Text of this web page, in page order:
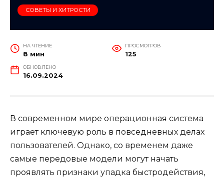
СОВЕТЫ И ХИТРОСТИ
НА ЧТЕНИЕ
8 мин
ПРОСМОТРОВ
125
ОБНОВЛЕНО
16.09.2024
В современном мире операционная система
играет ключевую роль в повседневных делах
пользователей. Однако, со временем даже
самые передовые модели могут начать
проявлять признаки упадка быстродействия,